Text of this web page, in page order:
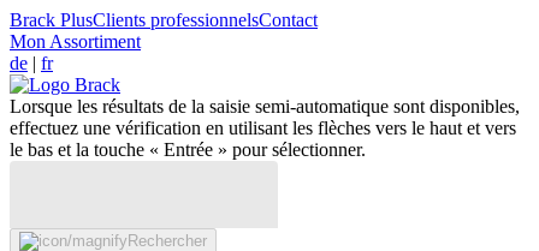
Brack PlusClients professionnelsContact
Mon Assortiment
de | fr
Lorsque les résultats de la saisie semi-automatique sont disponibles,
effectuez une vérification en utilisant les flèches vers le haut et vers
le bas et la touche « Entrée » pour sélectionner.
Rechercher